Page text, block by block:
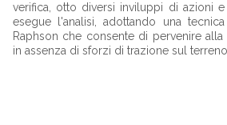
verifica, otto diversi inviluppi di azioni
esegue l'analisi, adottando una
Raphson che consente di pervenire
in assenza di sforzi di trazione sul terreno.